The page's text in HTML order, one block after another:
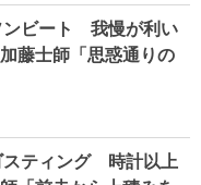
ンビート 我慢が利い
藤士師「思惑通りの
スティング 時計以上